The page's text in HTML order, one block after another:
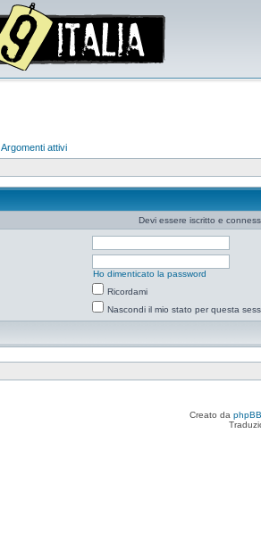
Argomenti attivi
Devi essere iscritto e
Ho dimenticato la password
Ricordami
Nascondi il mio stato per questa
Creato da phpBB